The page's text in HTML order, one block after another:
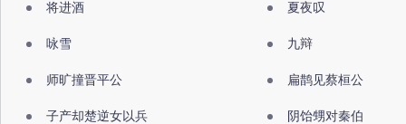
将进酒 夏夜叹
咏雪 九辩
师旷撞晋平公 扁鹊见蔡桓公
子产却楚逆女以兵 阴饴甥对秦伯